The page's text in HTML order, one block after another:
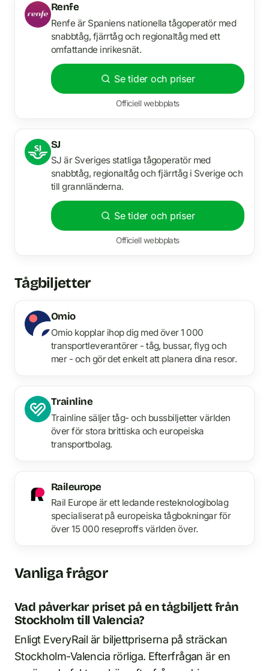
Renfe
Renfe är Spaniens nationella tågoperatör med
snabbtåg, fjärrtåg och regionaltåg med ett
omfattande inrikesnät.
Se tider och priser
Officiell webbplats
SJ
SJ är Sveriges statliga tågoperatör med
snabbtåg, regionaltåg och fjärrtåg i Sverige och
till grannländerna.
Se tider och priser
Officiell webbplats
Tågbiljetter
Omio
Omio kopplar ihop dig med över 1 000
transportleverantörer - tåg, bussar, flyg och
mer - och gör det enkelt att planera dina resor.
Trainline
Trainline säljer tåg- och bussbiljetter världen
över för stora brittiska och europeiska
transportbolag.
Raileurope
Rail Europe är ett ledande resteknologibolag
specialiserat på europeiska tågbokningar för
över 15 000 reseproffs världen över.
Vanliga frågor
Vad påverkar priset på en tågbiljett från
Stockholm till Valencia?
Enligt EveryRail är biljettpriserna på sträckan
Stockholm-Valencia rörliga. Efterfrågan är en